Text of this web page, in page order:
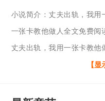
小说简介：丈夫出轨，我用
一张卡教他做人全文免费阅
丈夫出轨，我用一张卡教他
的好友一起来笔下文学免费
【显